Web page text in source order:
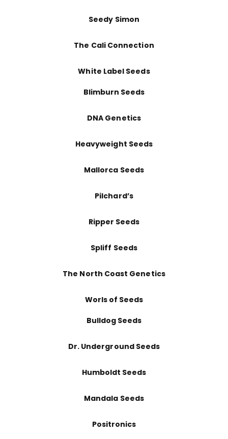
Seedy Simon
The Cali Connection
White Label Seeds
Blimburn Seeds
DNA Genetics
Heavyweight Seeds
Mallorca Seeds
Pilchard’s
Ripper Seeds
Spliff Seeds
The North Coast Genetics
Worls of Seeds
Bulldog Seeds
Dr. Underground Seeds
Humboldt Seeds
Mandala Seeds
Positronics